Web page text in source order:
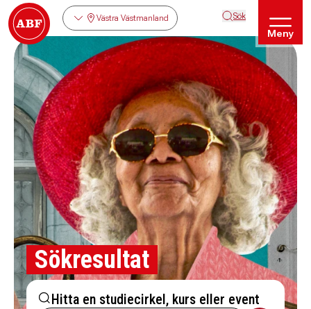
Västra Västmanland Sök
Meny
Sökresultat
Hitta en studiecirkel, kurs eller event